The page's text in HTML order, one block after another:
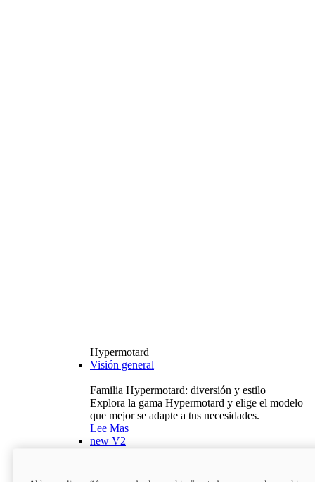
Hypermotard
Visión general
Familia Hypermotard: diversión y estilo
Explora la gama Hypermotard y elige el modelo
que mejor se adapte a tus necesidades.
Lee Mas
new V2
120,4 hp
Potencia